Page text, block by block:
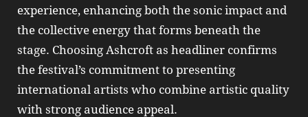
experience, enhancing both the sonic impact and
the collective energy that forms beneath the
stage. Choosing Ashcroft as headliner confirms
the festival’s commitment to presenting
international artists who combine artistic quality
with strong audience appeal.